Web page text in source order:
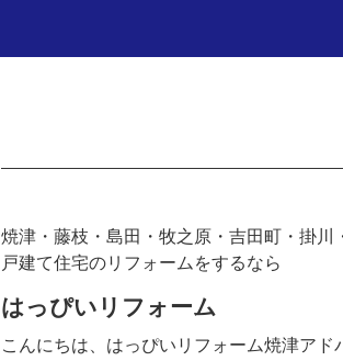
焼津・藤枝・島田・牧之原・吉田町・掛川
戸建て住宅のリフォームをするなら
はっぴいリフォーム
こんにちは、はっぴいリフォーム焼津アド